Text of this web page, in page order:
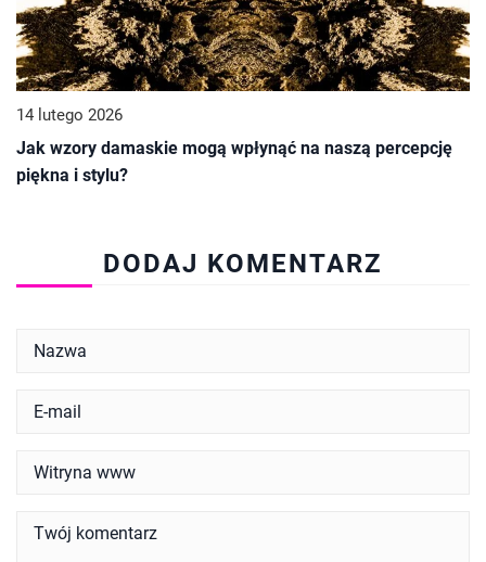
14 lutego 2026
Jak wzory damaskie mogą wpłynąć na naszą percepcję
piękna i stylu?
DODAJ KOMENTARZ